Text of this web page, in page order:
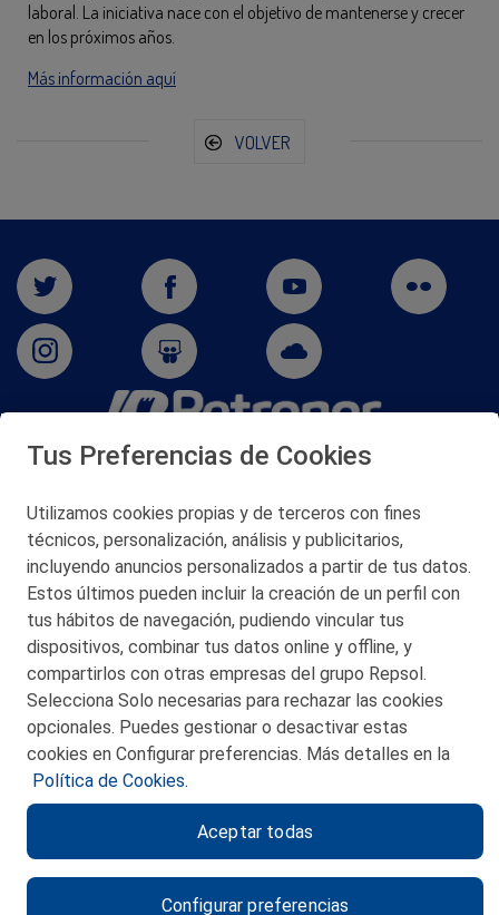
laboral. La iniciativa nace con el objetivo de mantenerse y crecer
en los próximos años.
Más información aquí
VOLVER
San Martín 5-Edificio Muñatones,
© 2026 Petronor S.A.
CONTACTO
MAPA WEB
POLITICA DE PRIVACIDAD
POLITICA DE COOKIES
CANAL DE ÉTICA
Tus Preferencias de Cookies
Utilizamos cookies propias y de terceros con fines
técnicos, personalización, análisis y publicitarios,
incluyendo anuncios personalizados a partir de tus datos.
Estos últimos pueden incluir la creación de un perfil con
tus hábitos de navegación, pudiendo vincular tus
dispositivos, combinar tus datos online y offline, y
compartirlos con otras empresas del grupo Repsol.
Selecciona Solo necesarias para rechazar las cookies
opcionales. Puedes gestionar o desactivar estas
cookies en Configurar preferencias. Más detalles en la
Política de Cookies.
Configurar preferencias
Aceptar todas